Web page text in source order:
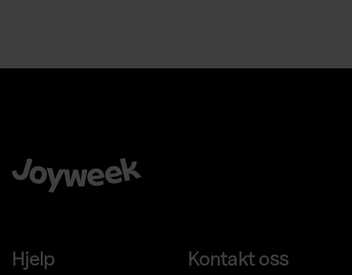
Hjelp Kontakt oss